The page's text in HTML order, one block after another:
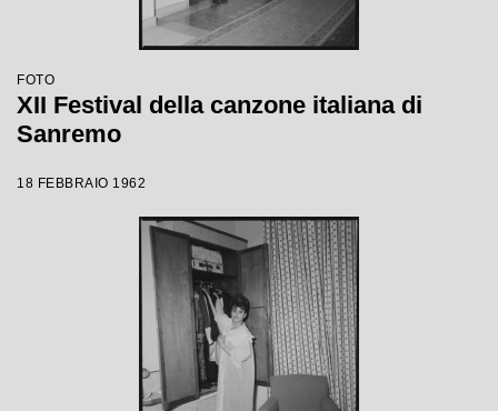
FOTO
XII Festival della canzone italiana di
Sanremo
18 FEBBRAIO 1962